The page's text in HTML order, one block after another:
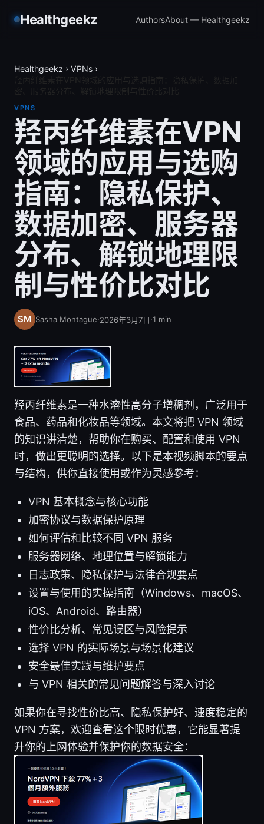
Healthgeekz AuthorsAbout — Healthgeekz
Healthgeekz › VPNs ›
VPNS
羟丙纤维素在VPN
领域的应用与选购
指南：隐私保护、
数据加密、服务器
分布、解锁地理限
制与性价比对比
Sasha Montague·2026年3月7日·1 min
羟丙纤维素是一种水溶性高分子增稠剂，广泛用于
食品、药品和化妆品等领域。本文将把 VPN 领域
的知识讲清楚，帮助你在购买、配置和使用 VPN
时，做出更聪明的选择。以下是本视频脚本的要点
与结构，供你直接使用或作为灵感参考：
VPN 基本概念与核心功能
加密协议与数据保护原理
如何评估和比较不同 VPN 服务
服务器网络、地理位置与解锁能力
日志政策、隐私保护与法律合规要点
设置与使用的实操指南（Windows、macOS、
iOS、Android、路由器）
性价比分析、常见误区与风险提示
选择 VPN 的实际场景与场景化建议
安全最佳实践与维护要点
与 VPN 相关的常见问题解答与深入讨论
如果你在寻找性价比高、隐私保护好、速度稳定的
VPN 方案，欢迎查看这个限时优惠，它能显著提
升你的上网体验并保护你的数据安全：